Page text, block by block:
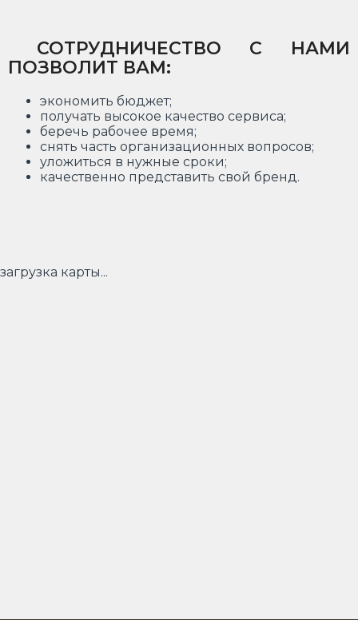
СОТРУДНИЧЕСТВО С НАМИ
ПОЗВОЛИТ ВАМ:
экономить бюджет;
получать высокое качество сервиса;
беречь рабочее время;
снять часть организационных вопросов;
уложиться в нужные сроки;
качественно представить свой бренд.
загрузка карты...